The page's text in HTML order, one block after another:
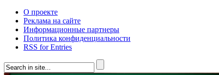
О проекте
Реклама на сайте
Информационные партнеры
Политика конфиденциальности
RSS for Entries